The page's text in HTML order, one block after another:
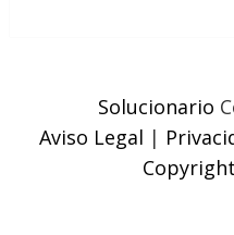
Solucionario
Aviso Legal |
Copyright